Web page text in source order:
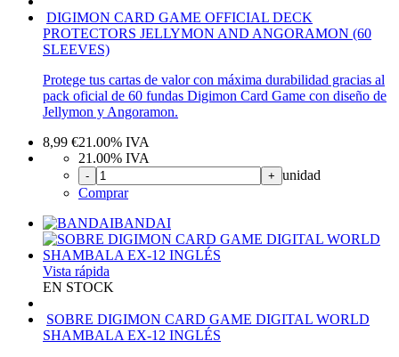
DIGIMON CARD GAME OFFICIAL DECK
PROTECTORS JELLYMON AND ANGORAMON (60
SLEEVES)
Protege tus cartas de valor con máxima durabilidad gracias al
pack oficial de 60 fundas Digimon Card Game con diseño de
Jellymon y Angoramon.
8,99 €21.00% IVA
21.00% IVA
- + unidad
Comprar
BANDAI
Vista rápida
EN STOCK
SOBRE DIGIMON CARD GAME DIGITAL WORLD
SHAMBALA EX-12 INGLÉS